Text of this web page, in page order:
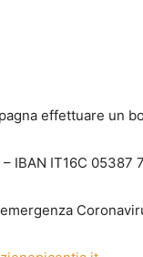
effettuare un
IBAN IT16C